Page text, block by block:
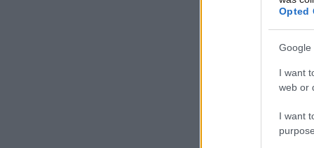
Opted
Google
I want
web or
I want